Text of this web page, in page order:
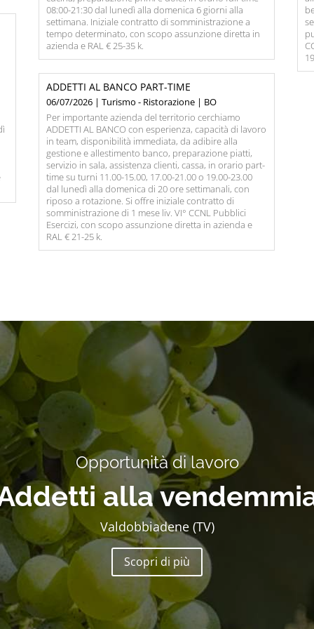
08:00-21:30 dal lunedì alla domenica 6 giorni alla
settimana. Iniziale contratto di somministrazione a
tempo determinato, con scopo assunzione diretta in
azienda e RAL € 25-35 k.
ADDETTI AL BANCO PART-TIME
06/07/2026 | Turismo - Ristorazione | BO
Per importante azienda del territorio cerchiamo
ADDETTI AL BANCO con esperienza, capacità di lavoro
in team, disponibilità immediata, da adibire alla
gestione e allestimento banco, preparazione piatti,
servizio in sala, assistenza clienti, cassa, in orario part-
time su turni 11.00-15.00, 17.00-21.00 o 19.00-23.00
dal lunedì alla domenica di 20 ore settimanali, con
riposo a rotazione. Si offre iniziale contratto di
somministrazione di 1 mese liv. VI° CCNL Pubblici
Esercizi, con scopo assunzione diretta in azienda e
RAL € 21-25 k.
Opportunità di lavoro
Socio
Rimini
Scopri di più